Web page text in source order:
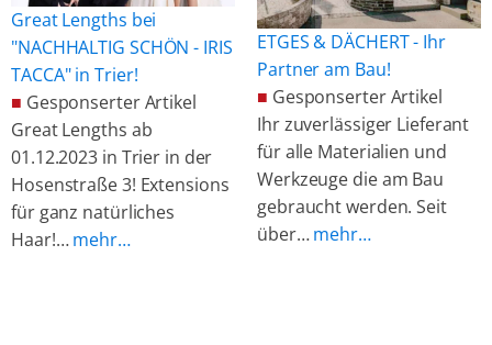
Great Lengths bei
"NACHHALTIG SCHÖN - IRIS
TACCA" in Trier!
■ Gesponserter Artikel
Great Lengths ab
01.12.2023 in Trier in der
Hosenstraße 3! Extensions
für ganz natürliches
Haar!…mehr…
ETGES & DÄCHERT - Ihr
Partner am Bau!
■ Gesponserter Artikel
Ihr zuverlässiger Lieferant
für alle Materialien und
Werkzeuge die am Bau
gebraucht werden. Seit
über…mehr…